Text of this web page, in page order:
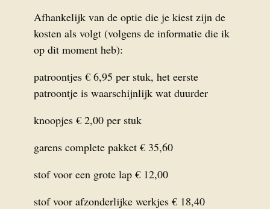
Afhankelijk van de optie die je kiest zijn de
kosten als volgt (volgens de informatie die ik
op dit moment heb):
patroontjes € 6,95 per stuk, het eerste
patroontje is waarschijnlijk wat duurder
knoopjes € 2,00 per stuk
garens complete pakket € 35,60
stof voor een grote lap € 12,00
stof voor afzonderlijke werkjes € 18,40